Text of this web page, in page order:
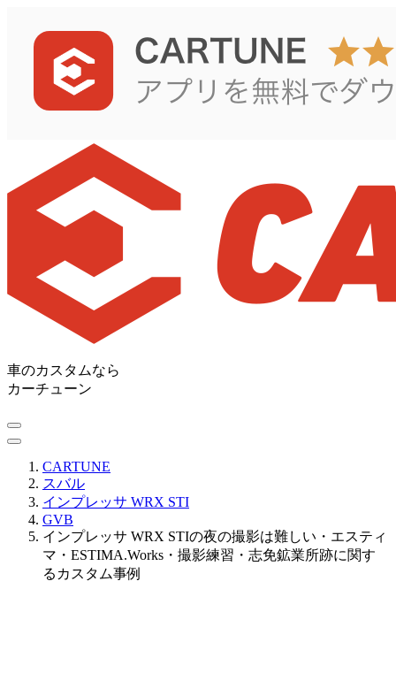
車のカスタムなら
カーチューン
CARTUNE
スバル
インプレッサ WRX STI
GVB
インプレッサ WRX STIの夜の撮影は難しい・エスティ
マ・ESTIMA.Works・撮影練習・志免鉱業所跡に関す
るカスタム事例